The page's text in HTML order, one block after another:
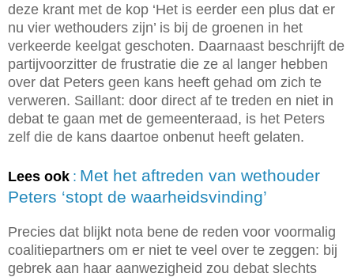
deze krant met de kop ‘Het is eerder een plus dat er
nu vier wethouders zijn’ is bij de groenen in het
verkeerde keelgat geschoten. Daarnaast beschrijft de
partijvoorzitter de frustratie die ze al langer hebben
over dat Peters geen kans heeft gehad om zich te
verweren. Saillant: door direct af te treden en niet in
debat te gaan met de gemeenteraad, is het Peters
zelf die de kans daartoe onbenut heeft gelaten.
Lees ook : Met het aftreden van wethouder
Peters ‘stopt de waarheidsvinding’
Precies dat blijkt nota bene de reden voor voormalig
coalitiepartners om er niet te veel over te zeggen: bij
gebrek aan haar aanwezigheid zou debat slechts